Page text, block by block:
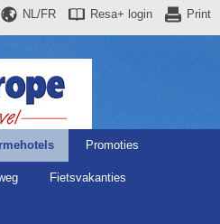
Print
Resa+ login
NL/FR
Promoties
Fietsvakanties